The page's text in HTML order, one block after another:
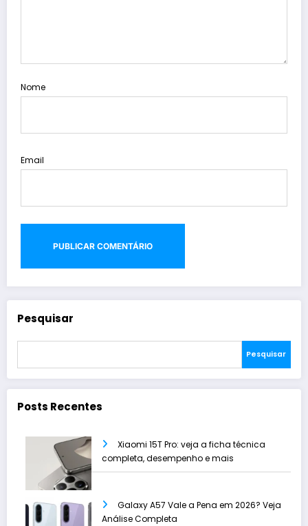
Nome
Email
Pesquisar
Pesquisar
Posts Recentes
Xiaomi 15T Pro: veja a ficha técnica
completa, desempenho e mais
Galaxy A57 Vale a Pena em 2026? Veja
Análise Completa